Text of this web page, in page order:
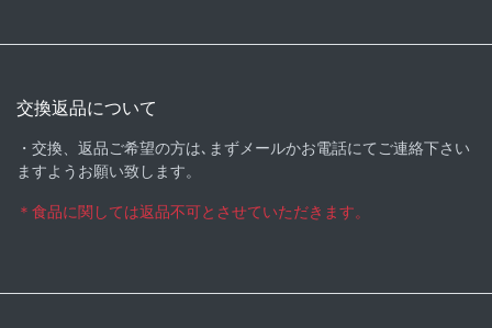
交換返品について
・交換、返品ご希望の方は､まずメールかお電話にてご連絡下さい
ますようお願い致します。
＊食品に関しては返品不可とさせていただきます。